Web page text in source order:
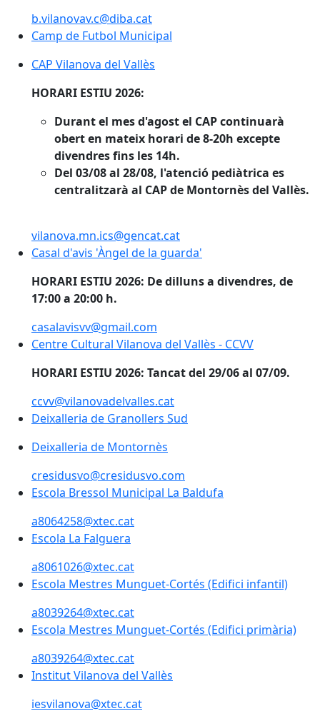
b.vilanovav.c@diba.cat
Camp de Futbol Municipal
Camp de Futbol Municipal
CAP Vilanova del Vallès
CAP Vilanova del Vallès
HORARI ESTIU 2026:
Durant el mes d'agost el CAP continuarà
obert en mateix horari de 8-20h excepte
divendres fins les 14h.
Del 03/08 al 28/08, l'atenció pediàtrica es
centralitzarà al CAP de Montornès del Vallès.
vilanova.mn.ics@gencat.cat
Casal d'avis 'Àngel de la guarda'
HORARI ESTIU 2026: De dilluns a divendres, de
17:00 a 20:00 h.
casalavisvv@gmail.com
Centre Cultural Vilanova del Vallès - CCVV
Centre Cultural Vilanova del Vallès - CCVV
HORARI ESTIU 2026: Tancat del 29/06 al 07/09.
ccvv@vilanovadelvalles.cat
Deixalleria de Granollers Sud
Deixalleria de Montornès
cresidusvo@cresidusvo.com
Escola Bressol Municipal La Baldufa
Escola Bressol Municipal La Baldufa
a8064258@xtec.cat
Escola La Falguera
Escola La Falguera
a8061026@xtec.cat
Escola Mestres Munguet-Cortés (Edifici infantil)
Escola Mestres Munguet-Cortés (Edifici infantil)
a8039264@xtec.cat
Escola Mestres Munguet-Cortés (Edifici primària)
Escola Mestres Munguet-Cortés (Edifici primària)
a8039264@xtec.cat
Institut Vilanova del Vallès
iesvilanova@xtec.cat